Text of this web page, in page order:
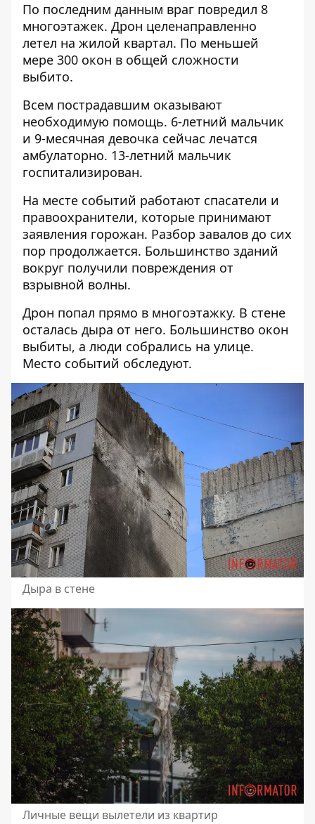
По последним данным враг повредил 8
многоэтажек. Дрон целенаправленно
летел на жилой квартал. По меньшей
мере 300 окон в общей сложности
выбито.
Всем пострадавшим оказывают
необходимую помощь. 6-летний мальчик
и 9-месячная девочка сейчас лечатся
амбулаторно. 13-летний мальчик
госпитализирован.
На месте событий работают спасатели и
правоохранители, которые принимают
заявления горожан. Разбор завалов до сих
пор продолжается. Большинство зданий
вокруг получили повреждения от
взрывной волны.
Дрон попал прямо в многоэтажку. В стене
осталась дыра от него. Большинство окон
выбиты, а люди собрались на улице.
Место событий обследуют.
Дыра в стене
Личные вещи вылетели из квартир